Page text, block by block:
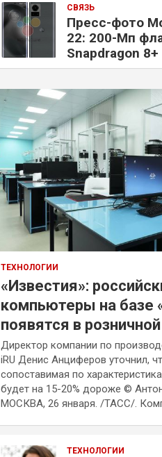
СВЯЗЬ
Пресс-фото
22: 200-Мп
Snapdragon 8+
ТЕХНОЛОГИИ
«Известия»:
компьютеры на базе
появятся в
Директор компании по
iRU Денис Анциферов уточнил,
сопоставимая по
будет на 15-20% дороже ©
МОСКВА, 26 января. /ТАСС/.
ТЕХНОЛОГИИ